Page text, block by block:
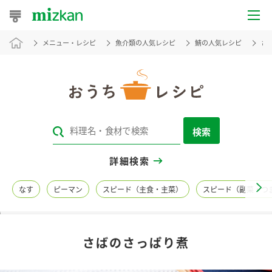
おうちレシピ
レシピカテゴリ一覧
レシピ名特集
メニュー・レシピ 魚介類の人気レシピ 鯖の人気レシピ さ
検索
詳細検索
なす ピーマン スピード（主食・主菜） スピード（副菜・つ
さばのさっぱり煮